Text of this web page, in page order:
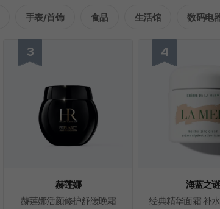
手表/首饰 食品 生活馆 数码电
赫莲娜
赫莲娜活颜修护舒缓晚霜
海蓝之谜
经典精华面霜 补